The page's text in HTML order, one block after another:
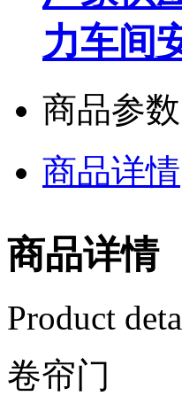
力车间
商品参数
商品详情
商品详情
Product
卷帘门